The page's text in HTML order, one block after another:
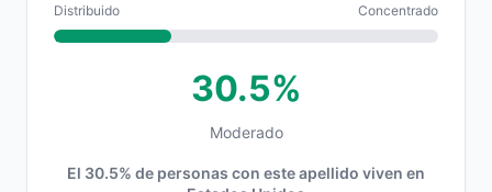
Distribuido Concentrado
30.5%
Moderado
El 30.5% de personas con este apellido viven en